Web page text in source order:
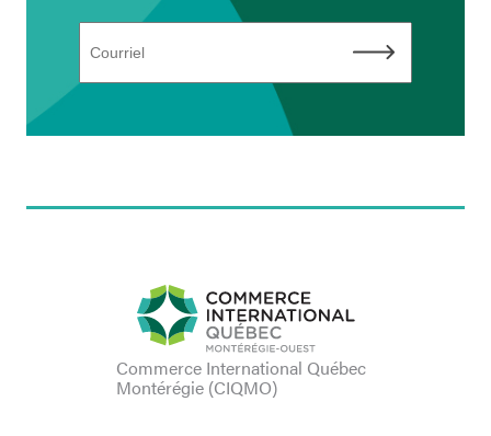
Commerce International Québec
Montérégie (CIQMO)